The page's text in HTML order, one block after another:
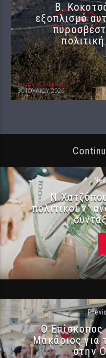
Β.
εξοπλισμό
Γιώργος Σαχίνης
30 ΙΟΥΛΊΟΥ 2026
πολιτικοί ν’
Ο
Μακάριος για
στην